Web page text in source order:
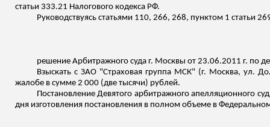
статьи 333.21 Налогового кодекса РФ.
Руководствуясь статьями 110, 266, 268, пунктом 1 статьи
решение Арбитражного суда г. Москвы от 23.06.2011 г. по
Взыскать с ЗАО "Страховая группа МСК" (г. Москва, ул.
жалобе в сумме 2 000 (две тысячи) рублей.
Постановление Девятого арбитражного апелляционного
дня изготовления постановления в полном объеме в